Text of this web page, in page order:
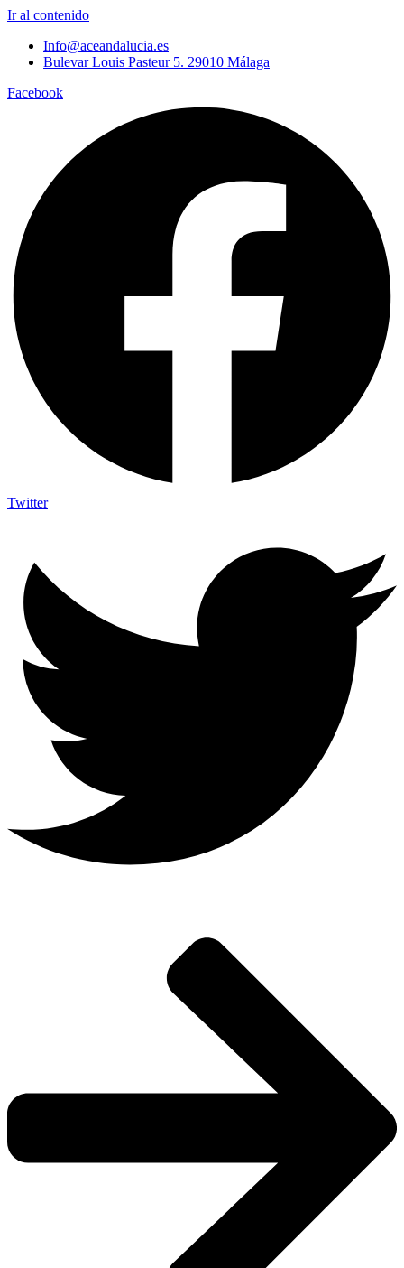
Ir al contenido
Info@aceandalucia.es
Bulevar Louis Pasteur 5. 29010 Málaga
Facebook
Twitter